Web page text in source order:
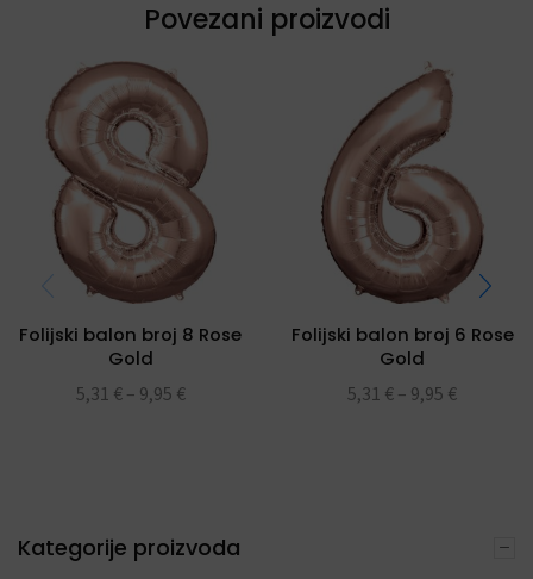
Povezani proizvodi
Folijski balon broj 8 Rose
Gold
5,31 € – 9,95 €
Folijski balon broj 6 Rose
Gold
5,31 € – 9,95 €
Kategorije proizvoda